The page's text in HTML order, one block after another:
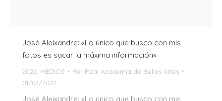
José Aleixandre: «Lo único que busco con mis
fotos es sacar la máxima información»
2022 MEDIOS Por Real Academia de Bellas Artes
01/07/2022
José Aleixandre: «Lo único que busco con mis